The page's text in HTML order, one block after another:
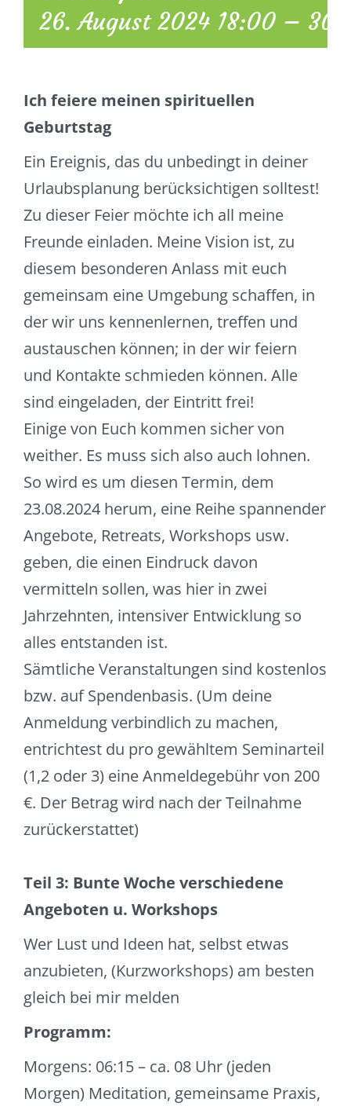
26. August 2024 18:00 – 30.
Ich feiere meinen spirituellen
Geburtstag
Ein Ereignis, das du unbedingt in deiner
Urlaubsplanung berücksichtigen solltest!
Zu dieser Feier möchte ich all meine
Freunde einladen. Meine Vision ist, zu
diesem besonderen Anlass mit euch
gemeinsam eine Umgebung schaffen, in
der wir uns kennenlernen, treffen und
austauschen können; in der wir feiern
und Kontakte schmieden können. Alle
sind eingeladen, der Eintritt frei!
Einige von Euch kommen sicher von
weither. Es muss sich also auch lohnen.
So wird es um diesen Termin, dem
23.08.2024 herum, eine Reihe spannender
Angebote, Retreats, Workshops usw.
geben, die einen Eindruck davon
vermitteln sollen, was hier in zwei
Jahrzehnten, intensiver Entwicklung so
alles entstanden ist.
Sämtliche Veranstaltungen sind kostenlos
bzw. auf Spendenbasis. (Um deine
Anmeldung verbindlich zu machen,
entrichtest du pro gewähltem Seminarteil
(1,2 oder 3) eine Anmeldegebühr von 200
€. Der Betrag wird nach der Teilnahme
zurückerstattet)
Teil 3: Bunte Woche verschiedene
Angeboten u. Workshops
Wer Lust und Ideen hat, selbst etwas
anzubieten, (Kurzworkshops) am besten
gleich bei mir melden
Programm:
Morgens: 06:15 – ca. 08 Uhr (jeden
Morgen) Meditation, gemeinsame Praxis,